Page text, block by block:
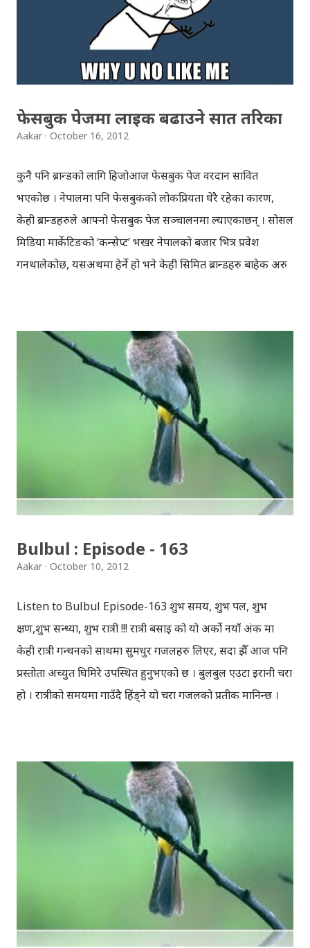
यो प्रीतलाई अमर गर्छौँ।" Download Bulbul : Episode-164
फेसबुक पेजमा लाइक बढाउने सात तरिका
Aakar October 16, 2012
कुनै पनि ब्रान्डको लागि हिजोआज फेसबुक पेज वरदान सावित
भएकोछ । नेपालमा पनि फेसबुकको लोकप्रियता धेरै रहेका कारण,
केही ब्रान्डहरुले आफ्नो फेसबुक पेज सञ्चालनमा ल्याएकाछन् । सोसल
मिडिया मार्केटिङको ‘कन्सेप्ट’ भर्खर नेपालको बजार भित्र प्रवेश
गर्नथालेकोछ, यसअर्थमा हेर्ने हो भने केही सिमित ब्रान्डहरु बाहेक अरु
गर्ने, त्यसबाट के लाभ लिन सकिन्छ भन्ने तर्फ भने खासै ध्यान दिएको
पाइँदैन । फेसबुक पेजमा नेपाली ब्रान्डको कुरा गर्दा, एनसेल, एस
ट्राभल्स आदि ‘लाइक’का हिसाबले अग्रपंक्तिमा आउँछ । आफ्नो
‘ब्रान्ड’को लागि कुन सोसल मिडिया च्यानल उपयुक्त हुन्छ, कस्तो
‘स्ट्राटिजी’ बनाउनुपर्छ, पेज कसरी अपडेट गर्नुपर्छ, पेजबाट ब्रान्डले के
फाइदा लिनसक्छ आदि कुराहरु कुनै दिन गरौँला । आज भने फेसबुक
पेजमा लाइक कसरी बढाउन सकिन्छ भन्ने कुरा गर्दैछु । मानौँ तपाई
ब्लगर हुनुहुन्छ वा कुनै व्यवसायी हुनुहुन्छ र तपाई आफ्नो ब्रान्डको
उपस्थिति अनलाइनमा बनाउन चाहनुहुन्छ । सोसल मिडियामा उपस्थिति
Bulbul : Episode - 163
Aakar October 10, 2012
Listen to Bulbul Episode-163 शुभ समय, शुभ पल, शुभ
क्षण,शुभ सन्ध्या, शुभ रात्री !!! रात्री बसाइ को यो अर्को नयाँ अंक मा
केही रात्री गन्थनको साथमा सुमधुर गजलहरु लिएर, सदा झैँ आज पनि
प्रस्तोता अच्युत घिमिरे उपस्थित हुनुभएको छ । बुलबुल एउटा इरानी चरा
हो । रात्रीको समयमा गाउँदै हिंड्‍ने यो चरा गजलको प्रतीक मानिन्छ ।
यसको उपस्थिति रहन्छ । प्रेम, विरह, उत्साह, उमंग अनि थुप्रै मनका
संवेगहरु बुलबुलले समेट्‍छ । बुलबुल सुन्न थालेपछि हामी सबै एउटा
समूहमा समेटिन्छौं र बुलबुल भित्र आफैंले आफ्‍नो नाम दिन्छौं -
बुलबुललियन । हामी यहाँ एकाकार भएर लाग्छौं, गजलको भावनात्मक
सहवासमा । "एउटा प्रेमको बिरुवा हामी रोप्छौं.....युग युग सम्म लगाएर
यो प्रीतलाई अमर गर्छौँ।" Download Bulbul : Episode-163